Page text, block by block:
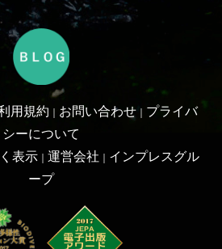
kei Publishers co.,Ltd.
All rights reserved.